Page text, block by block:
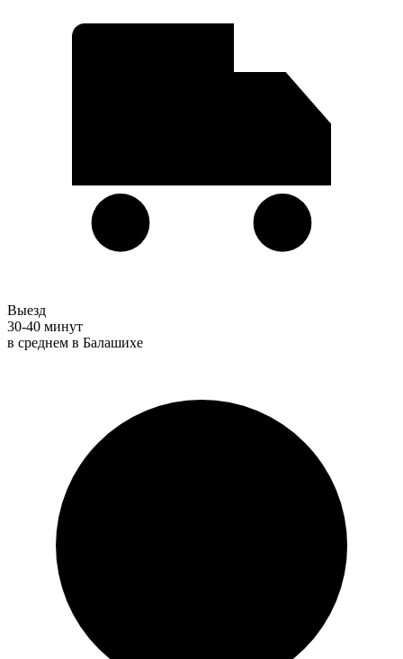
Выезд
30-40 минут
в среднем в Балашихе